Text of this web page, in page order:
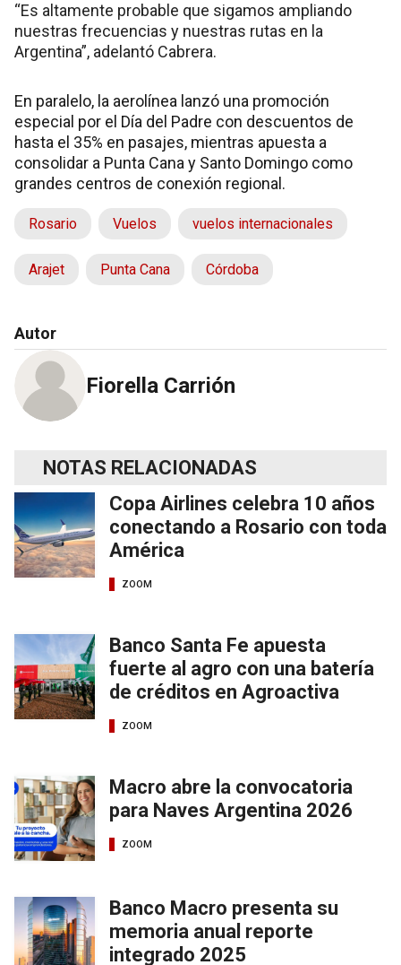
“Es altamente probable que sigamos ampliando
nuestras frecuencias y nuestras rutas en la
Argentina”, adelantó Cabrera.
En paralelo, la aerolínea lanzó una promoción
especial por el Día del Padre con descuentos de
hasta el 35% en pasajes, mientras apuesta a
consolidar a Punta Cana y Santo Domingo como
grandes centros de conexión regional.
Rosario Vuelos vuelos internacionales
Arajet Punta Cana Córdoba
Autor
Fiorella Carrión
NOTAS RELACIONADAS
Copa Airlines celebra 10 años
conectando a Rosario con toda
América
ZOOM
Banco Santa Fe apuesta
fuerte al agro con una batería
de créditos en Agroactiva
ZOOM
Macro abre la convocatoria
para Naves Argentina 2026
ZOOM
Banco Macro presenta su
memoria anual reporte
integrado 2025